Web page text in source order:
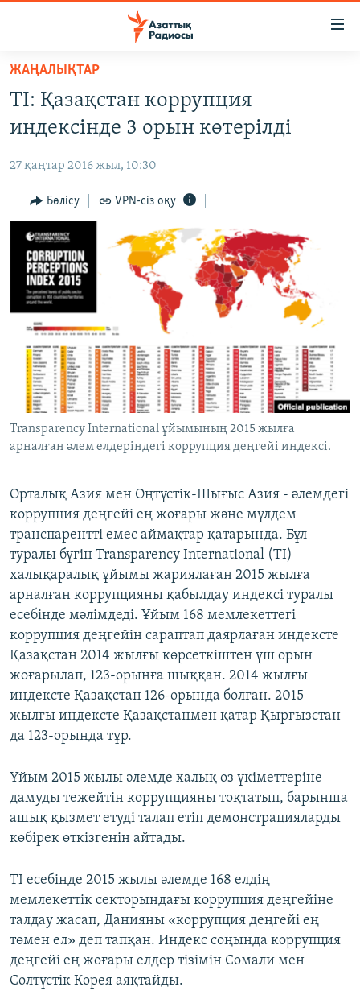
Skip
main
content
to
Navigation
Skip
Search
САЯСАТ
ҚАҢТАР ОҚИҒАСЫ
АДАМ ҚҰҚЫҚТАРЫ
ӘЛЕУМЕТ
ӘЛЕМ
АРНАЙЫ ЖОБАЛАР
Русский
ЖАЗЫЛЫҢЫЗ
Басқа тілдерде
ЖАҢАЛЫҚТАР
TI: Қазақстан коррупция
индексінде 3 орын көтерілді
27 қаңтар 2016 жыл, 10:30
Бөлісу VPN-сіз оқу
Transparency International ұйымының 2015 жылға
арналған әлем елдеріндегі коррупция деңгейі индексі.
Орталық Азия мен Оңтүстік-Шығыс Азия - әлемдегі
коррупция деңгейі ең жоғары және мүлдем
транспарентті емес аймақтар қатарында. Бұл
туралы бүгін Transparency International (TI)
халықаралық ұйымы жариялаған 2015 жылға
арналған коррупцияны қабылдау индексі туралы
есебінде мәлімдеді. Ұйым 168 мемлекеттегі
коррупция деңгейін сараптап даярлаған индексте
Қазақстан 2014 жылғы көрсеткіштен үш орын
жоғарылап, 123-орынға шыққан. 2014 жылғы
индексте Қазақстан 126-орында болған. 2015
жылғы индексте Қазақстанмен қатар Қырғызстан
да 123-орында тұр.
Ұйым 2015 жылы әлемде халық өз үкіметтеріне
дамуды тежейтін коррупцияны тоқтатып, барынша
ашық қызмет етуді талап етіп демонстрацияларды
көбірек өткізгенін айтады.
TI есебінде 2015 жылы әлемде 168 елдің
мемлекеттік секторындағы коррупция деңгейіне
талдау жасап, Данияны «коррупция деңгейі ең
төмен ел» деп тапқан. Индекс соңында коррупция
деңгейі ең жоғары елдер тізімін Сомали мен
Солтүстік Корея аяқтайды.